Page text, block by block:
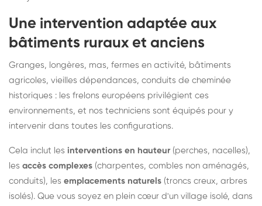
Une intervention adaptée aux
bâtiments ruraux et anciens
Granges, longères, mas, fermes en activité, bâtiments
agricoles, vieilles dépendances, conduits de cheminée
historiques : les frelons européens privilégient ces
environnements, et nos techniciens sont équipés pour y
intervenir dans toutes les configurations.
Cela inclut les interventions en hauteur (perches, nacelles),
les accès complexes (charpentes, combles non aménagés,
conduits), les emplacements naturels (troncs creux, arbres
isolés). Que vous soyez en plein cœur d'un village isolé, dans